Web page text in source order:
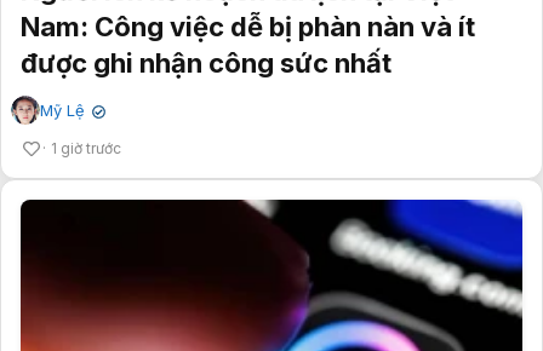
Nam: Công việc dễ bị phàn nàn và ít
được ghi nhận công sức nhất
Mỹ Lệ ✔
1 giờ trước